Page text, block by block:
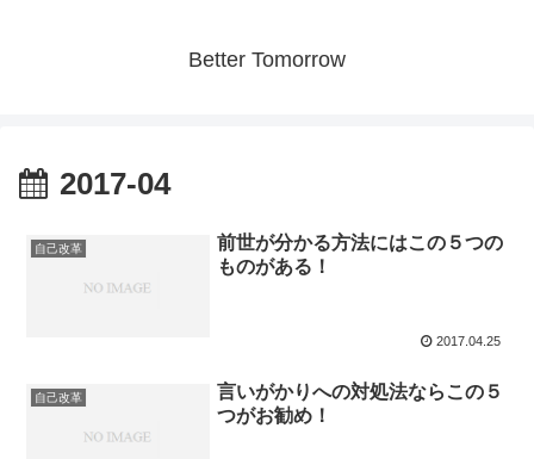
Better Tomorrow
2017-04
自己改革
前世が分かる方法にはこの５つの
ものがある！
2017.04.25
自己改革
言いがかりへの対処法ならこの５
つがお勧め！